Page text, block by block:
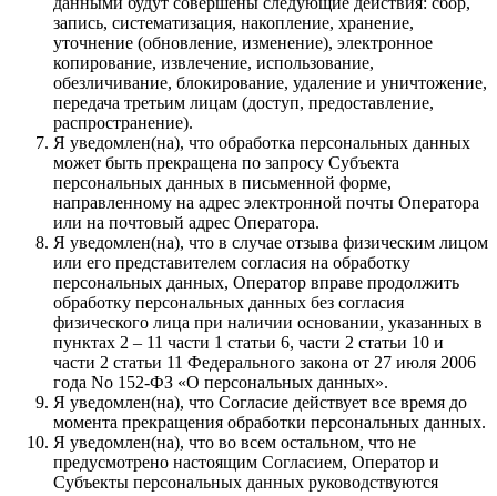
запись, систематизация, накопление, хранение,
уточнение (обновление, изменение), электронное
копирование, извлечение, использование,
обезличивание, блокирование, удаление и уничтожение,
передача третьим лицам (доступ, предоставление,
распространение).
Я уведомлен(на), что обработка персональных данных
может быть прекращена по запросу Субъекта
персональных данных в письменной форме,
направленному на адрес электронной почты Оператора
или на почтовый адрес Оператора.
Я уведомлен(на), что в случае отзыва физическим лицом
или его представителем согласия на обработку
персональных данных, Оператор вправе продолжить
обработку персональных данных без согласия
физического лица при наличии основании, указанных в
пунктах 2 – 11 части 1 статьи 6, части 2 статьи 10 и
части 2 статьи 11 Федерального закона от 27 июля 2006
года No 152-ФЗ «О персональных данных».
Я уведомлен(на), что Согласие действует все время до
момента прекращения обработки персональных данных.
Я уведомлен(на), что во всем остальном, что не
предусмотрено настоящим Согласием, Оператор и
Субъекты персональных данных руководствуются